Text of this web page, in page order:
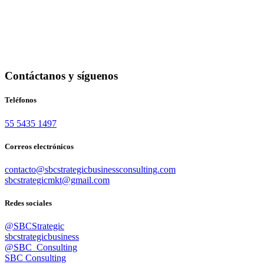
Contáctanos y síguenos
Teléfonos
55 5435 1497
Correos electrónicos
contacto@sbcstrategicbusinessconsulting.com
sbcstrategicmkt@gmail.com
Redes sociales
@SBCStrategic
sbcstrategicbusiness
@SBC_Consulting
SBC Consulting